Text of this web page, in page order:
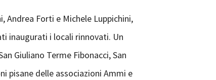
Forti e Michele Luppichini,
inaugurati i locali rinnovati. Un
Giuliano Terme Fibonacci, San
pisane delle associazioni Ammi e